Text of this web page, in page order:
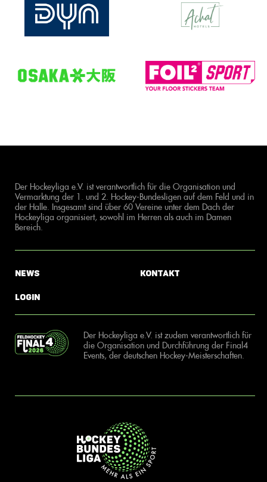
Der Hockeyliga e.V. ist verantwortlich für die Organisation und
Vermarktung der 1. und 2. Hockey-Bundesligen auf dem Feld und in
der Halle. Insgesamt sind über 60 Vereine unter dem Dach der
Hockeyliga organisiert, sowohl im Herren als auch im Damen
Bereich.
News
Login
Kontakt
Der Hockeyliga e.V. ist zudem verantwortlich für
die Organisation und Durchführung der Final4
Events, der deutschen Hockey-Meisterschaften.